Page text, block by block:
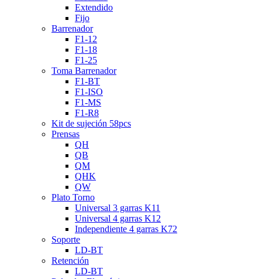
Extendido
Fijo
Barrenador
F1-12
F1-18
F1-25
Toma Barrenador
F1-BT
F1-ISO
F1-MS
F1-R8
Kit de sujeción 58pcs
Prensas
QH
QB
QM
QHK
QW
Plato Torno
Universal 3 garras K11
Universal 4 garras K12
Independiente 4 garras K72
Soporte
LD-BT
Retención
LD-BT